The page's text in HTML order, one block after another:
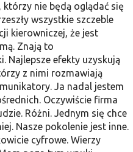
nie będą oglądać się
wszystkie szczeble
kierowniczej, że jest
Znają to
Najlepsze efekty uzyskują
z nimi rozmawiają
Ja nadal jestem
Oczywiście firma
Różni. Jednym się chce
Nasze pokolenie jest inne.
cyfrowe. Wierzy